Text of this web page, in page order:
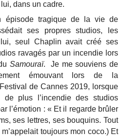
dans un cadre.
épisode tragique de la vie de
ses propres studios, les
seul Chaplin avait créé ses
ravagés par un incendie lors
Samouraï. Je me souviens de
émouvant lors de la
de Cannes 2019, lorsque
de plus l’incendie des studios
l’émotion : « Et il regarde brûler
ses lettres, ses bouquins. Tout
toujours mon coco.) Et